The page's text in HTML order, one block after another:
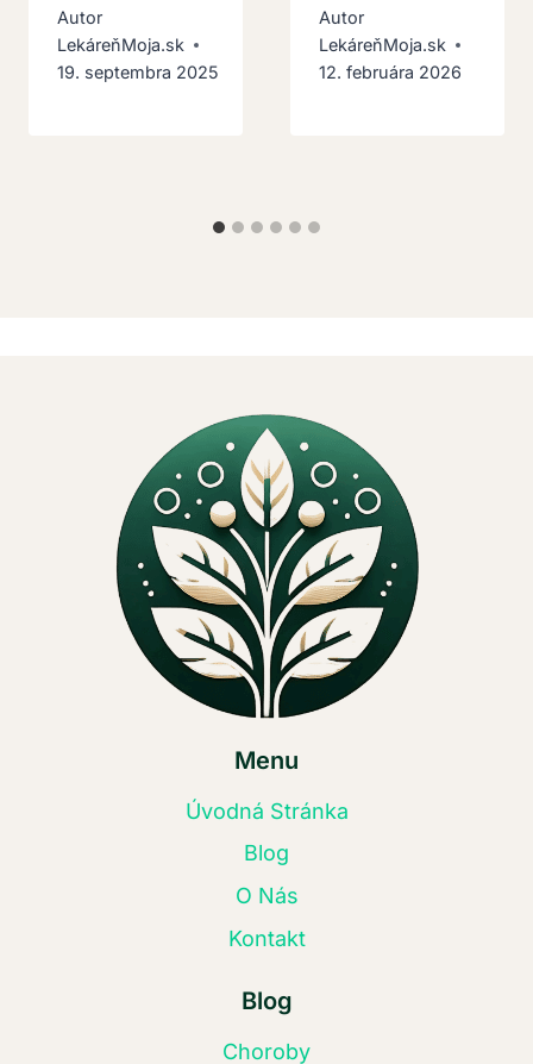
Autor
LekáreňMoja.sk
19. septembra 2025
Autor
LekáreňMoja.sk
12. februára 2026
Menu
Úvodná Stránka
Blog
O Nás
Kontakt
Blog
Choroby